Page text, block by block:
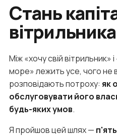
Стань
вітрильника
Між «хочу свій
море» лежить усе, чого не
розповідають потроху: як
обслуговувати його
будь-яких умов.
Я пройшов цей шлях —